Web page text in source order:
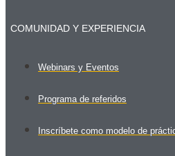
COMUNIDAD Y EXPERIENCIA
Webinars y Eventos
Programa de referidos
Inscríbete como modelo de